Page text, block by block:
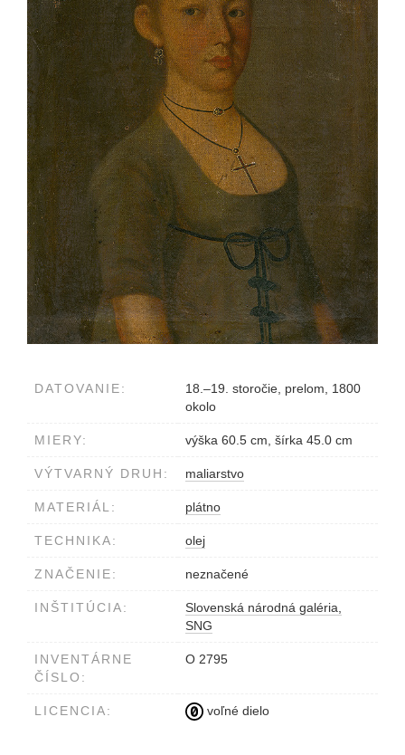
DATOVANIE:
18.–19. storočie, prelom, 1800
okolo
MIERY: výška 60.5 cm, šírka 45.0 cm
VÝTVARNÝ DRUH: maliarstvo
MATERIÁL: plátno
TECHNIKA: olej
ZNAČENIE: neznačené
INŠTITÚCIA:
Slovenská národná galéria,
SNG
INVENTÁRNE
ČÍSLO:
O 2795
LICENCIA: voľné dielo